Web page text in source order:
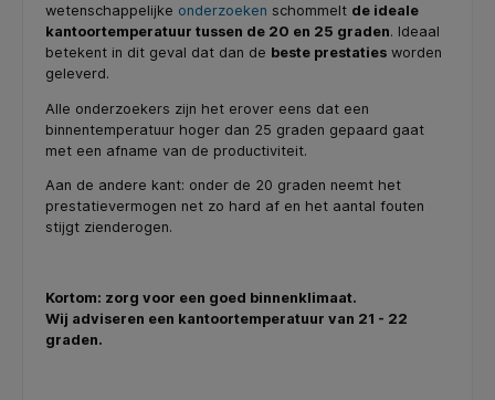
wetenschappelijke onderzoeken schommelt de ideale
kantoortemperatuur tussen de 20 en 25 graden. Ideaal
betekent in dit geval dat dan de beste prestaties worden
geleverd.
Alle onderzoekers zijn het erover eens dat een
binnentemperatuur hoger dan 25 graden gepaard gaat
met een afname van de productiviteit.
Aan de andere kant: onder de 20 graden neemt het
prestatievermogen net zo hard af en het aantal fouten
stijgt zienderogen.
Kortom: zorg voor een goed binnenklimaat.
Wij adviseren een kantoortemperatuur van 21 - 22
graden.